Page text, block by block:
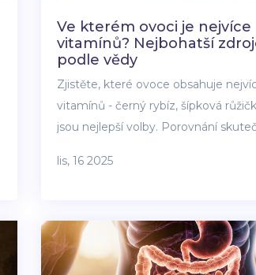
Ve kterém ovoci je nejvíce
vitamínů? Nejbohatší
podle vědy
Zjistěte, které ovoce obsahuje
vitamínů - černý rybíz, šípková
jsou nejlepší volby. Porovnání
lis, 16 2025